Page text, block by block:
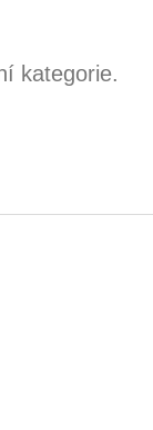
kategorie.